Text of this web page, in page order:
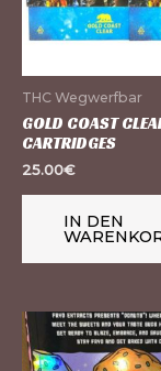
THC Wegwerfbar
GOLD COAST
CARTRIDGES
25.00€
IN DEN